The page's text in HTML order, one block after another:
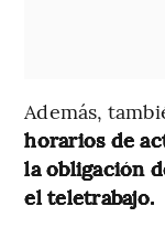
Además,
horarios de
la obligación
el teletrabajo.